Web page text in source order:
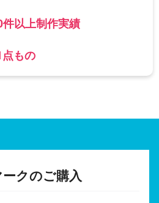
以上制作実績
点もの
クのご購入